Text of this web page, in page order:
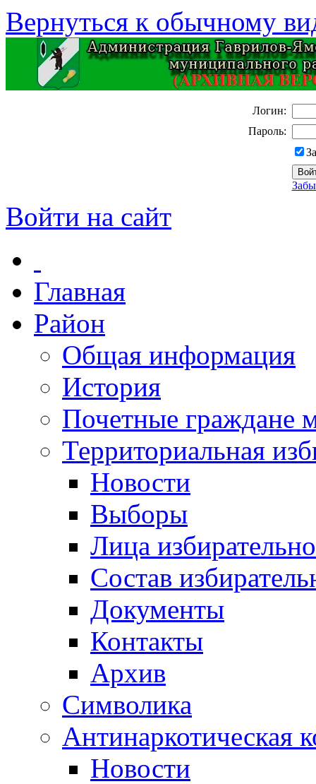
Вернуться к обычному
Логин:
Пароль:
Войти на сайт
Главная
Район
Общая информация
История
Почетные граждане
Территориальная
Новости
Выборы
Лица
Состав
Документы
Контакты
Архив
Символика
Антинаркотическая
Новости